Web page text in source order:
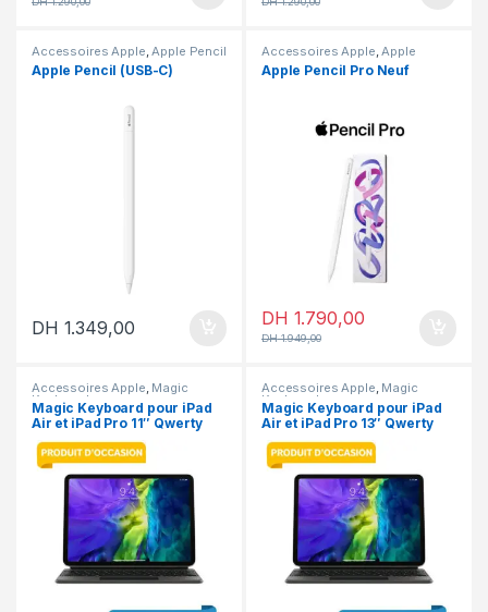
Accessoires Apple Apple Pencil
Apple Pencil (USB-C)
DH 1.349,00
Accessoires Apple Apple
Pencil En promotion
Apple Pencil Pro Neuf
DH 1.790,00
DH1.949,00
Accessoires Apple, Magic
Keyboard
Magic Keyboard pour iPad
Air et iPad Pro 11″ Qwerty
Occasion
Accessoires Apple, Magic
Keyboard
Magic Keyboard pour iPad
Air et iPad Pro 13″ Qwerty
Occasion